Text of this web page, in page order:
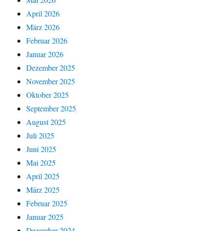
April 2026
März 2026
Februar 2026
Januar 2026
Dezember 2025
November 2025
Oktober 2025
September 2025
August 2025
Juli 2025
Juni 2025
Mai 2025
April 2025
März 2025
Februar 2025
Januar 2025